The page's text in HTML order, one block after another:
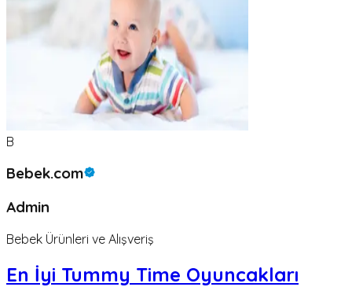
B
Bebek.com
Admin
Bebek Ürünleri ve Alışveriş
En İyi Tummy Time Oyuncakları